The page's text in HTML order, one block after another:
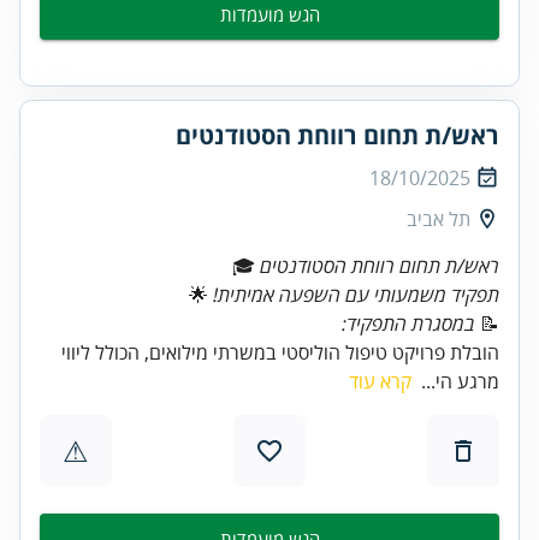
הגש מועמדות
ראש/ת תחום רווחת הסטודנטים
18/10/2025
תל אביב
ראש/ת תחום רווחת הסטודנטים 🎓
תפקיד משמעותי עם השפעה אמיתית!
📝 במסגרת התפקיד:
הובלת פרויקט טיפול הוליסטי במשרתי מילואים, הכולל ליווי
מרגע הי... קרא עוד
⚠